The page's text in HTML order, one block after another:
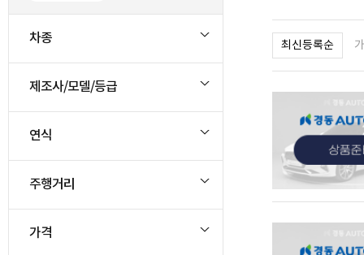
차종
제조사/모델/등급
연식
주행거리
가격
최신등록순
관심